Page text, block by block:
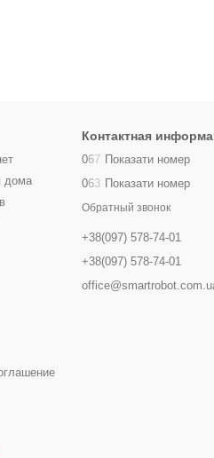
дома
Контактная
067 Показати номер
063 Показати номер
Обратный звонок
+38(097) 578-74-01
+38(097) 578-74-01